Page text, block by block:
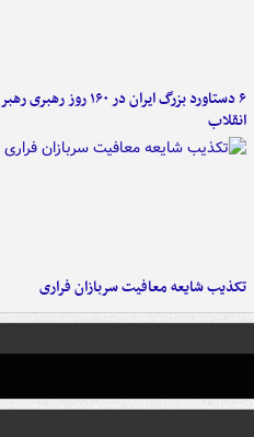
۶ دستاورد بزرگ ایران در ۱۶۰ روز رهبری رهبر
انقلاب
تکذیب شایعه معافیت سربازان فراری